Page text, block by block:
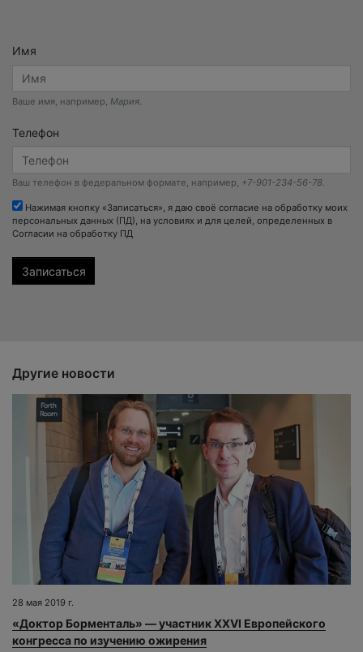
Имя
Ваше имя, например, Мария
Телефон
Ваш телефон в федеральном формате, например, +7-901-234-56-78.
Нажимая кнопку «Записаться», я даю своё согласие на обработку моих
персональных данных (ПД), на условиях и для целей, определенных в
Согласии на обработку ПД
Другие новости
28 мая 2019 г.
«Доктор Борменталь» — участник XXVI Европейского
конгресса по изучению ожирения